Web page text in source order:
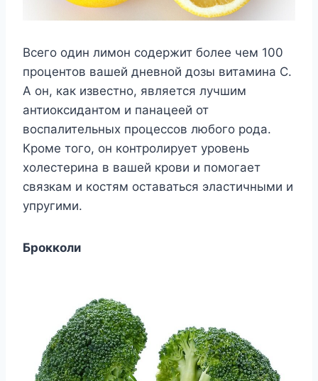
Всего один лимон содержит более чем 100
процентов вашей дневной дозы витамина С.
А он, как известно, является лучшим
антиоксидантом и панацеей от
воспалительных процессов любого рода.
Кроме того, он контролирует уровень
холестерина в вашей крови и помогает
связкам и костям оставаться эластичными и
упругими.
Брокколи